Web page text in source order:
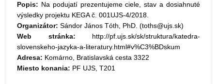
Popis: Na podujatí prezentujeme ciele, stav a dosiahnuté
výsledky projektu KEGA č. 001UJS-4/2018.
Organizátor: Sándor János Tóth, PhD. (
)
Web stránka: http://pf.ujs.sk/sk/struktura/katedra-
slovenskeho-jazyka-a-literatury.html#v%C3%BDskum
Adresa: Komárno, Bratislavská cesta 3322
Miesto konania: PF UJS, T201